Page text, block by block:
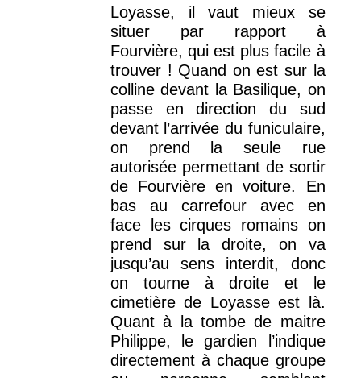
Loyasse, il vaut mieux se
situer par rapport à
Fourvière, qui est plus facile à
trouver ! Quand on est sur la
colline devant la Basilique, on
passe en direction du sud
devant l’arrivée du funiculaire,
on prend la seule rue
autorisée permettant de sortir
de Fourvière en voiture. En
bas au carrefour avec en
face les cirques romains on
prend sur la droite, on va
jusqu’au sens interdit, donc
on tourne à droite et le
cimetière de Loyasse est là.
Quant à la tombe de maitre
Philippe, le gardien l’indique
directement à chaque groupe